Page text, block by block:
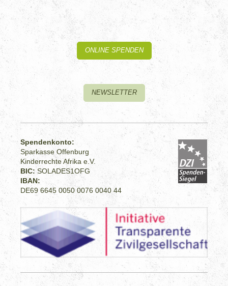
ONLINE SPENDEN
NEWSLETTER
Spendenkonto:
Sparkasse Offenburg
Kinderrechte Afrika e.V.
BIC:SOLADES1OFG
IBAN:
DE69 6645 0050 0076 0040 44